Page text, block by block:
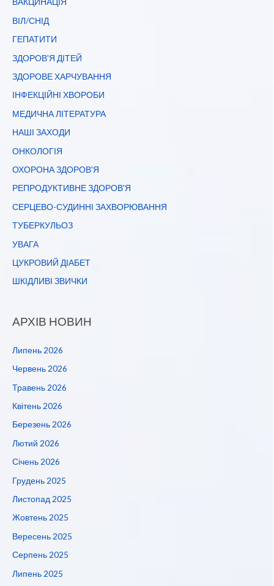
ВІЛ/СНІД
ГЕПАТИТИ
ЗДОРОВ'Я ДІТЕЙ
ЗДОРОВЕ ХАРЧУВАННЯ
ІНФЕКЦІЙНІ ХВОРОБИ
МЕДИЧНА ЛІТЕРАТУРА
НАШІ ЗАХОДИ
ОНКОЛОГІЯ
ОХОРОНА ЗДОРОВ'Я
РЕПРОДУКТИВНЕ ЗДОРОВ'Я
СЕРЦЕВО-СУДИННІ ЗАХВОРЮВАННЯ
ТУБЕРКУЛЬОЗ
УВАГА
ЦУКРОВИЙ ДІАБЕТ
ШКІДЛИВІ ЗВИЧКИ
АРХІВ НОВИН
Липень 2026
Червень 2026
Травень 2026
Квітень 2026
Березень 2026
Лютий 2026
Січень 2026
Грудень 2025
Листопад 2025
Жовтень 2025
Вересень 2025
Серпень 2025
Липень 2025